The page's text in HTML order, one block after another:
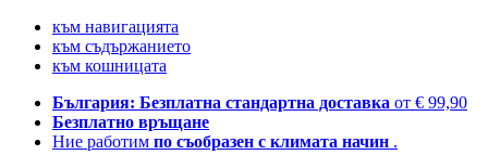
към навигацията
към съдържанието
към кошницата
България: Безплатна стандартна доставка от € 99,90
Безплатно връщане
Ние работим по съобразен с климата начин .